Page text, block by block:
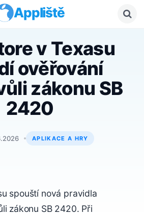
Appliště
v Texasu
ověřování
zákonu SB
2420
APLIKACE A HRY
spouští nová pravidla
zákonu SB 2420. Při